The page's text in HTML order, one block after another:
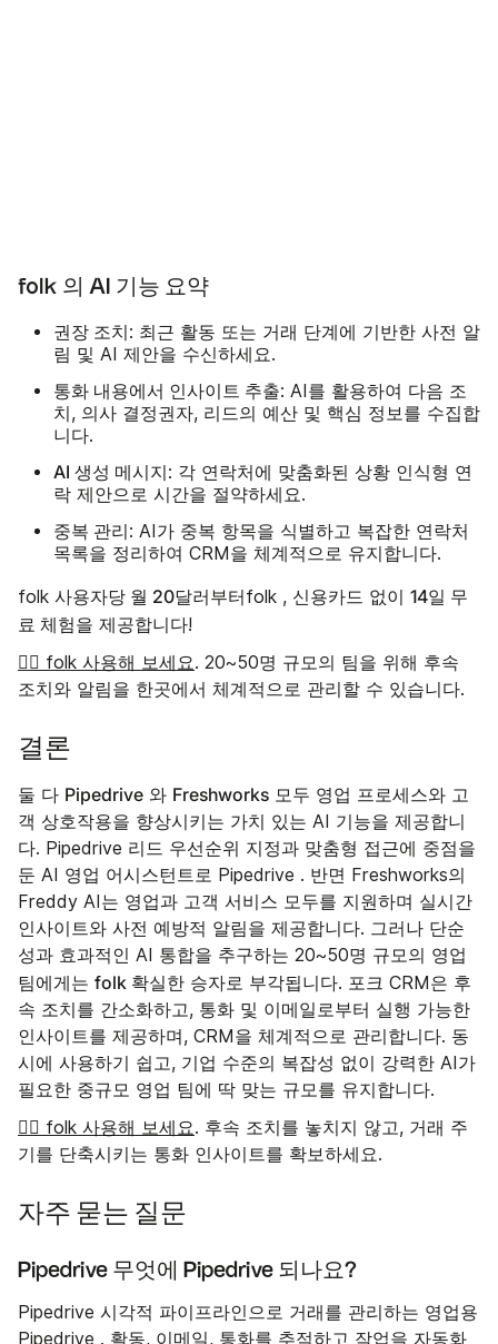
folk 의 AI 기능 요약
권장 조치: 최근 활동 또는 거래 단계에 기반한 사전 알
림 및 AI 제안을 수신하세요.
통화 내용에서 인사이트 추출: AI를 활용하여 다음 조
치, 의사 결정권자, 리드의 예산 및 핵심 정보를 수집합
니다.
AI 생성 메시지: 각 연락처에 맞춤화된 상황 인식형 연
락 제안으로 시간을 절약하세요.
중복 관리: AI가 중복 항목을 식별하고 복잡한 연락처
목록을 정리하여 CRM을 체계적으로 유지합니다.
folk 사용자당 월 20달러부터folk , 신용카드 없이 14일 무
료 체험을 제공합니다!
👉🏼 folk 사용해 보세요. 20~50명 규모의 팀을 위해 후속
조치와 알림을 한곳에서 체계적으로 관리할 수 있습니다.
결론
둘 다 Pipedrive 와 Freshworks 모두 영업 프로세스와 고
객 상호작용을 향상시키는 가치 있는 AI 기능을 제공합니
다. Pipedrive 리드 우선순위 지정과 맞춤형 접근에 중점을
둔 AI 영업 어시스턴트로 Pipedrive . 반면 Freshworks의
Freddy AI는 영업과 고객 서비스 모두를 지원하며 실시간
인사이트와 사전 예방적 알림을 제공합니다. 그러나 단순
성과 효과적인 AI 통합을 추구하는 20~50명 규모의 영업
팀에게는 folk 확실한 승자로 부각됩니다. 포크 CRM은 후
속 조치를 간소화하고, 통화 및 이메일로부터 실행 가능한
인사이트를 제공하며, CRM을 체계적으로 관리합니다. 동
시에 사용하기 쉽고, 기업 수준의 복잡성 없이 강력한 AI가
필요한 중규모 영업 팀에 딱 맞는 규모를 유지합니다.
👉🏼 folk 사용해 보세요. 후속 조치를 놓치지 않고, 거래 주
기를 단축시키는 통화 인사이트를 확보하세요.
자주 묻는 질문
Pipedrive 무엇에 Pipedrive 되나요?
Pipedrive 시각적 파이프라인으로 거래를 관리하는 영업용
Pipedrive . 활동, 이메일, 통화를 추적하고 작업을 자동화